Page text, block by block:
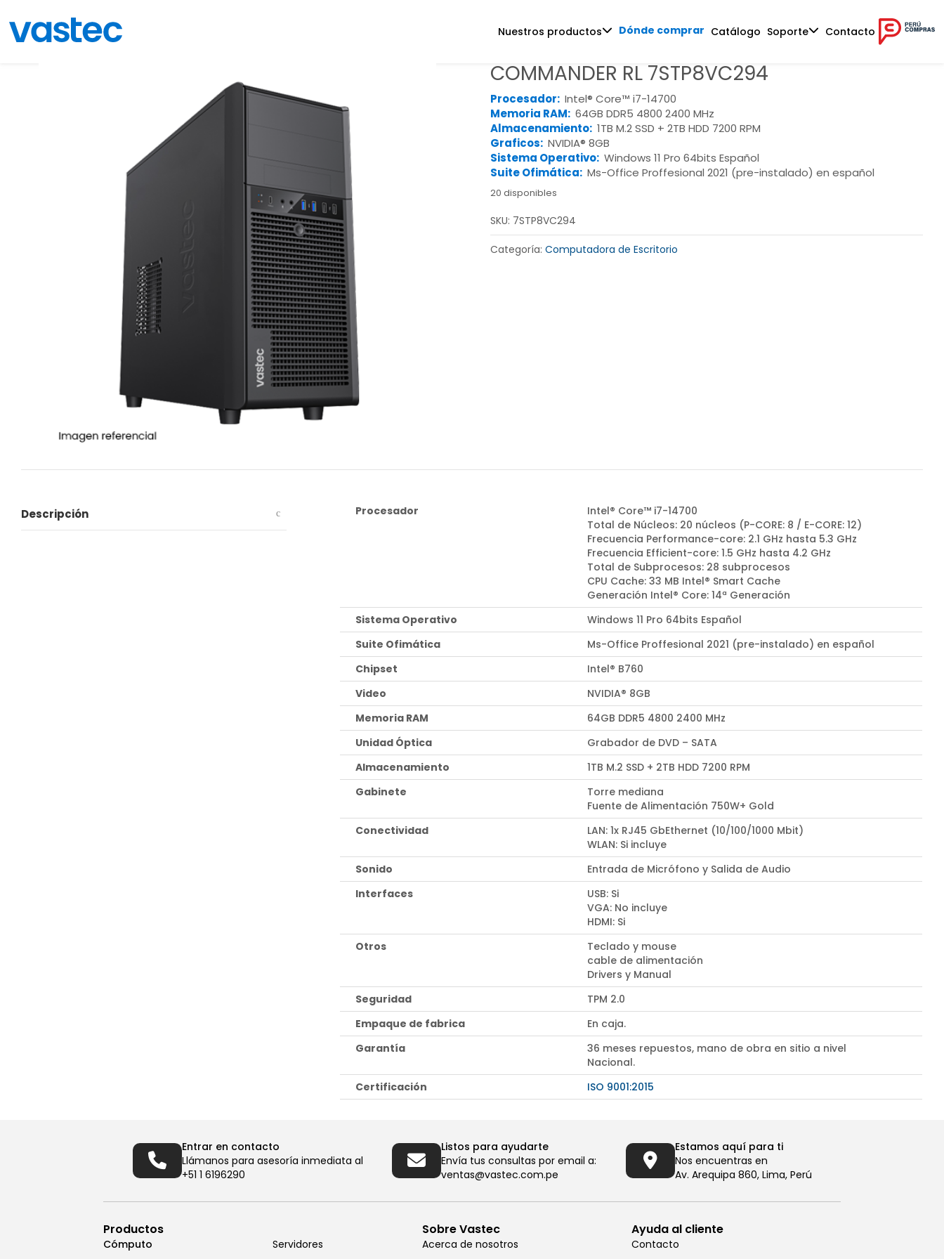
Nuestros productos Dónde comprar Catálogo Soporte Contacto
COMMANDER RL 7STP8VC294
Procesador: Intel® Core™ i7-14700
Memoria RAM: 64GB DDR5 4800 2400 MHz
Almacenamiento: 1TB M.2 SSD + 2TB HDD 7200 RPM
Graficos: NVIDIA® 8GB
Sistema Operativo: Windows 11 Pro 64bits Español
Suite Ofimática: Ms-Office Proffesional 2021 (pre-instalado) en español
20 disponibles
SKU: 7STP8VC294
Categoría: Computadora de Escritorio
Descripción Procesador
Intel® Core™ i7-14700
Total de Núcleos: 20 núcleos (P-CORE: 8 / E-CORE: 12)
Frecuencia Performance-core: 2.1 GHz hasta 5.3 GHz
Frecuencia Efficient-core: 1.5 GHz hasta 4.2 GHz
Total de Subprocesos: 28 subprocesos
CPU Cache: 33 MB Intel® Smart Cache
Generación Intel® Core: 14ª Generación
Sistema Operativo
Windows 11 Pro 64bits Español
Suite Ofimática
Ms-Office Proffesional 2021 (pre-instalado) en español
Chipset
Intel® B760
Video
NVIDIA® 8GB
Memoria RAM
64GB DDR5 4800 2400 MHz
Unidad Óptica
Grabador de DVD – SATA
Almacenamiento
1TB M.2 SSD + 2TB HDD 7200 RPM
Gabinete
Torre mediana
Fuente de Alimentación 750W+ Gold
Conectividad
LAN: 1x RJ45 GbEthernet (10/100/1000 Mbit)
WLAN: Si incluye
Sonido
Entrada de Micrófono y Salida de Audio
Interfaces
USB: Si
VGA: No incluye
HDMI: Si
Otros
Teclado y mouse
cable de alimentación
Drivers y Manual
Seguridad
TPM 2.0
Empaque de fabrica
En caja.
Garantía
36 meses repuestos, mano de obra en sitio a nivel
Nacional.
Certificación
ISO 9001:2015
Entrar en contacto
Llámanos para asesoría inmediata al
+51 1 6196290
Listos para ayudarte
Envía tus consultas por email a:
ventas@vastec.com.pe
Estamos aquí para ti
Nos encuentras en
Av. Arequipa 860, Lima, Perú
Productos
Cómputo
Servidores
Sobre Vastec
Acerca de nosotros
Ayuda al cliente
Contacto